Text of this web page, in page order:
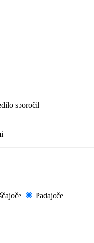
sporočil
Padajoče